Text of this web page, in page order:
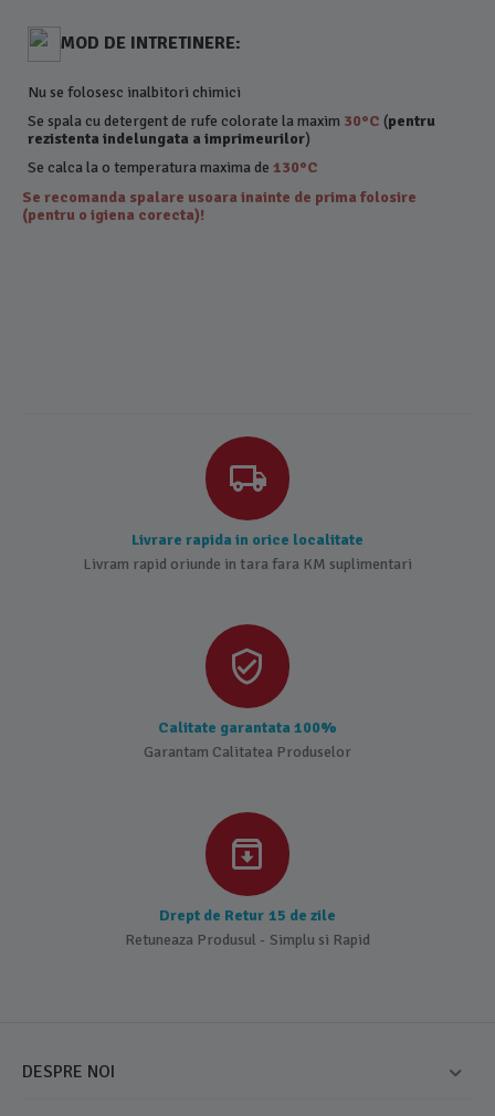
MOD DE INTRETINERE:
Nu se folosesc inalbitori chimici
Se spala cu detergent de rufe colorate la maxim 30°C (pentru
rezistenta indelungata a imprimeurilor)
Se calca la o temperatura maxima de130°C
Se recomanda spalare usoara inainte de prima folosire
(pentru o igiena corecta)!
Livrare rapida in orice localitate
Livram rapid oriunde in tara fara KM suplimentari
Calitate garantata 100%
Garantam Calitatea Produselor
Drept de Retur 15 de zile
Retuneaza Produsul - Simplu si Rapid
DESPRE NOI